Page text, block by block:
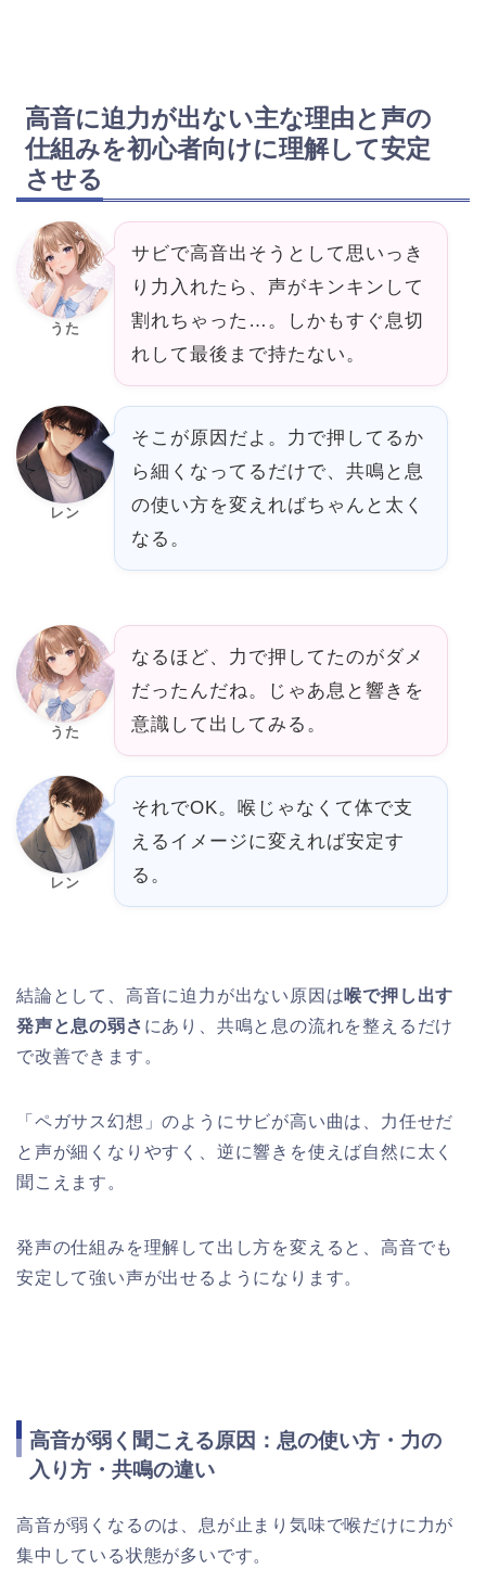
高音に迫力が出ない主な理由と声の
仕組みを初心者向けに理解して安定
させる
うた
サビで高音出そうとして思いっき
り力入れたら、声がキンキンして
割れちゃった…。しかもすぐ息切
れして最後まで持たない。
レン
そこが原因だよ。力で押してるか
ら細くなってるだけで、共鳴と息
の使い方を変えればちゃんと太く
なる。
うた
なるほど、力で押してたのがダメ
だったんだね。じゃあ息と響きを
意識して出してみる。
レン
それでOK。喉じゃなくて体で支
えるイメージに変えれば安定す
る。
結論として、高音に迫力が出ない原因は喉で押し出す
発声と息の弱さ にあり、共鳴と息の流れを整えるだけ
で改善できます。
「ペガサス幻想」のようにサビが高い曲は、力任せだ
と声が細くなりやすく、逆に響きを使えば自然に太く
聞こえます。
発声の仕組みを理解して出し方を変えると、高音でも
安定して強い声が出せるようになります。
高音が弱く聞こえる原因：息の使い方・力の
入り方・共鳴の違い
高音が弱くなるのは、息が止まり気味で喉だけに力が
集中している状態が多いです。